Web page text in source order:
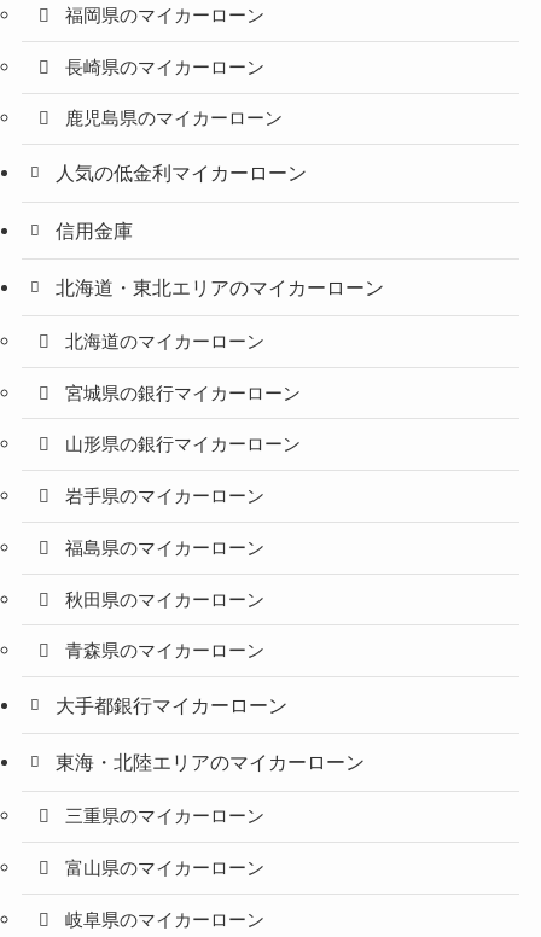
福岡県のマイカーローン
長崎県のマイカーローン
鹿児島県のマイカーローン
人気の低金利マイカーローン
信用金庫
北海道・東北エリアのマイカーローン
北海道のマイカーローン
宮城県の銀行マイカーローン
山形県の銀行マイカーローン
岩手県のマイカーローン
福島県のマイカーローン
秋田県のマイカーローン
青森県のマイカーローン
大手都銀行マイカーローン
東海・北陸エリアのマイカーローン
三重県のマイカーローン
富山県のマイカーローン
岐阜県のマイカーローン